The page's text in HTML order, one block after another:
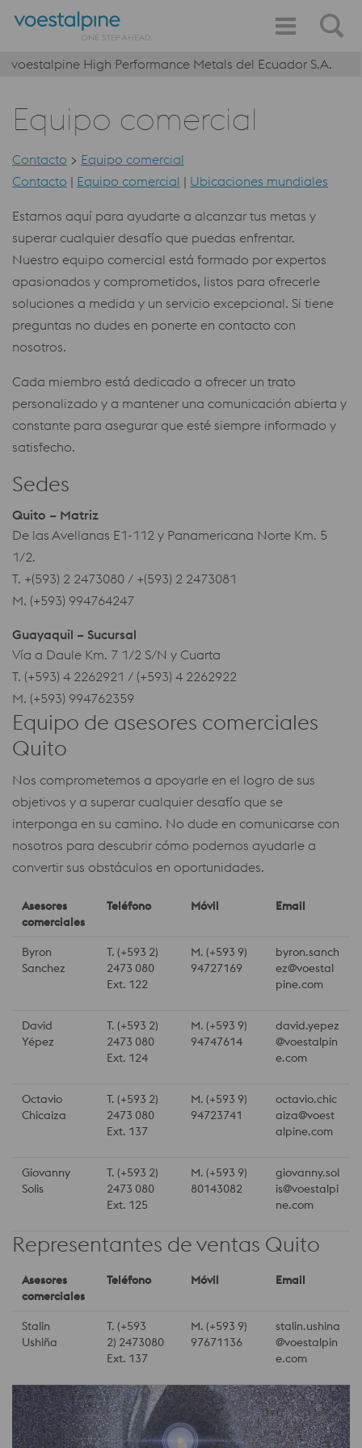
voestalpine High Performance Metals del Ecuador S.A.
Equipo comercial
Contacto > Equipo comercial
Contacto | Equipo comercial | Ubicaciones mundiales
Estamos aquí para ayudarte a alcanzar tus metas y
superar cualquier desafío que puedas enfrentar.
Nuestro equipo comercial está formado por expertos
apasionados y comprometidos, listos para ofrecerle
soluciones a medida y un servicio excepcional. Si tiene
preguntas no dudes en ponerte en contacto con
nosotros.
Cada miembro está dedicado a ofrecer un trato
personalizado y a mantener una comunicación abierta y
constante para asegurar que esté siempre informado y
satisfecho.
Sedes
Quito – Matriz
De las Avellanas E1-112 y Panamericana Norte Km. 5
1/2.
T. +(593) 2 2473080 / +(593) 2 2473081
M. (+593) 994764247
Guayaquil – Sucursal
Vía a Daule Km. 7 1/2 S/N y Cuarta
T. (+593) 4 2262921 / (+593) 4 2262922
M. (+593) 994762359
Equipo de asesores comerciales
Quito
Nos comprometemos a apoyarle en el logro de sus
objetivos y a superar cualquier desafío que se
interponga en su camino. No dude en comunicarse con
nosotros para descubrir cómo podemos ayudarle a
convertir sus obstáculos en oportunidades.
Asesores
comerciales
Teléfono Móvil Email
Byron
Sanchez
T. (+593 2)
2473 080
Ext. 122
M. (+593 9)
94727169
byron.sanch
ez@voestal
pine.com
David
Yépez
T. (+593 2)
2473 080
Ext. 124
M. (+593 9)
94747614
david.yepez
@voestalpin
e.com
Octavio
Chicaiza
T. (+593 2)
2473 080
Ext. 137
M. (+593 9)
94723741
octavio.chic
aiza@voest
alpine.com
Giovanny
Solis
T. (+593 2)
2473 080
Ext. 125
M. (+593 9)
80143082
giovanny.sol
is@voestalpi
ne.com
Representantes de ventas Quito
Asesores
comerciales
Teléfono Móvil Email
Stalin
Ushiña
T. (+593
2) 2473080
Ext. 137
M. (+593 9)
97671136
stalin.ushina
@voestalpin
e.com